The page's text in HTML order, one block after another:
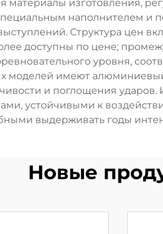
изготовления,
наполнителем и
Структура цен
доступны по цене;
уровня,
моделей имеют
и поглощения
устойчивыми к
выдерживать годы
Новые